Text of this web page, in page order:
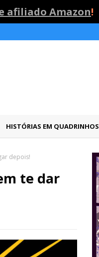
afiliado Amazon!
HISTÓRIAS EM QUADRINHOS
depois!
te dar